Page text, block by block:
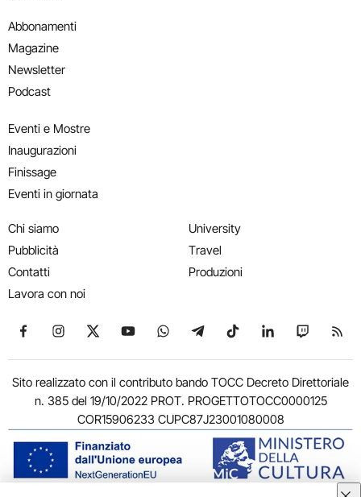
Abbonamenti
Magazine
Newsletter
Podcast
Eventi e Mostre
Inaugurazioni
Finissage
Eventi in giornata
Chi siamo
Pubblicità
Contatti
Lavora con noi
University
Travel
Produzioni
Seguici su Facebook
Seguici su Instagram
Seguici su X
Seguici su YouTube
Seguici su WhatsApp
Seguici su Telegram
Seguici su TikTok
Seguici su
Seguici
Sito realizzato con il contributo bando TOCC Decreto Direttoriale
n. 385 del 19/10/2022 PROT. PROGETTOTOCC0000125
COR15906233 CUPC87J23001080008